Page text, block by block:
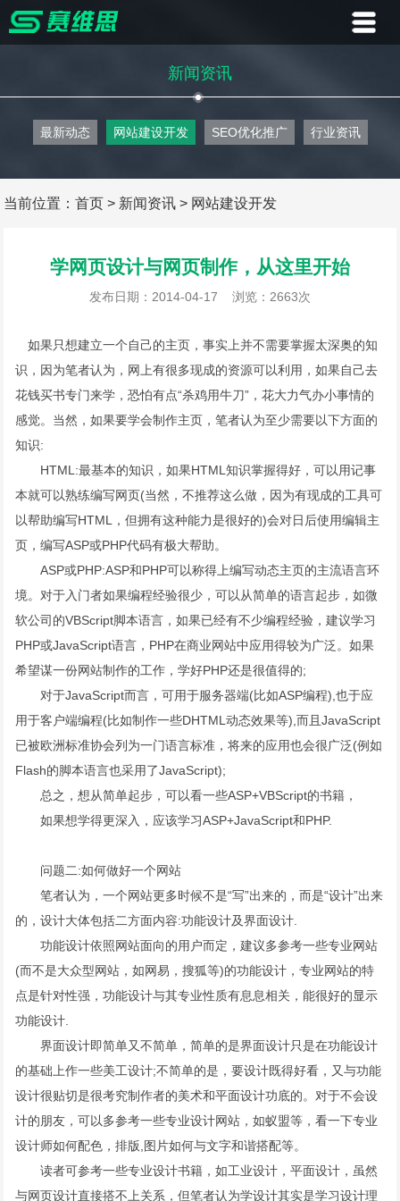
新闻资讯
最新动态 网站建设开发 SEO优化推广 行业资讯
当前位置：首页 > 新闻资讯 > 网站建设开发
学网页设计与网页制作，从这里开始
发布日期：2014-04-17 浏览：2663次
如果只想建立一个自己的主页，事实上并不需要掌握太深奥的知
识，因为笔者认为，网上有很多现成的资源可以利用，如果自己去
花钱买书专门来学，恐怕有点“杀鸡用牛刀”，花大力气办小事情的
感觉。当然，如果要学会制作主页，笔者认为至少需要以下方面的
知识:
HTML:最基本的知识，如果HTML知识掌握得好，可以用记事
本就可以熟练编写网页(当然，不推荐这么做，因为有现成的工具可
以帮助编写HTML，但拥有这种能力是很好的)会对日后使用编辑主
页，编写ASP或PHP代码有极大帮助。
ASP或PHP:ASP和PHP可以称得上编写动态主页的主流语言环
境。对于入门者如果编程经验很少，可以从简单的语言起步，如微
软公司的VBScript脚本语言，如果已经有不少编程经验，建议学习
PHP或JavaScript语言，PHP在商业网站中应用得较为广泛。如果
希望谋一份网站制作的工作，学好PHP还是很值得的;
对于JavaScript而言，可用于服务器端(比如ASP编程),也于应
用于客户端编程(比如制作一些DHTML动态效果等),而且JavaScript
已被欧洲标准协会列为一门语言标准，将来的应用也会很广泛(例如
Flash的脚本语言也采用了JavaScript);
总之，想从简单起步，可以看一些ASP+VBScript的书籍，
如果想学得更深入，应该学习ASP+JavaScript和PHP.
问题二:如何做好一个网站
笔者认为，一个网站更多时候不是“写”出来的，而是“设计”出来
的，设计大体包括二方面内容:功能设计及界面设计.
功能设计依照网站面向的用户而定，建议多参考一些专业网站
(而不是大众型网站，如网易，搜狐等)的功能设计，专业网站的特
点是针对性强，功能设计与其专业性质有息息相关，能很好的显示
功能设计.
界面设计即简单又不简单，简单的是界面设计只是在功能设计
的基础上作一些美工设计;不简单的是，要设计既得好看，又与功能
设计很贴切是很考究制作者的美术和平面设计功底的。对于不会设
计的朋友，可以多参考一些专业设计网站，如蚁盟等，看一下专业
设计师如何配色，排版,图片如何与文字和谐搭配等。
读者可参考一些专业设计书籍，如工业设计，平面设计，虽然
与网页设计直接搭不上关系，但笔者认为学设计其实是学习设计理